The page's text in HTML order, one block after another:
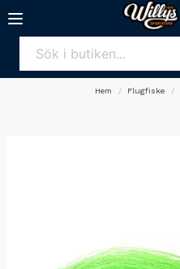
Hem Flugfiske